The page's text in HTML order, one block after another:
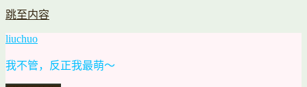
跳至内容
liuchuo
我不管，反正我最萌～